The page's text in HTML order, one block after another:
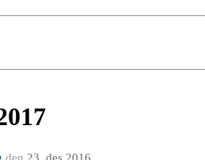
den 23. des 2016